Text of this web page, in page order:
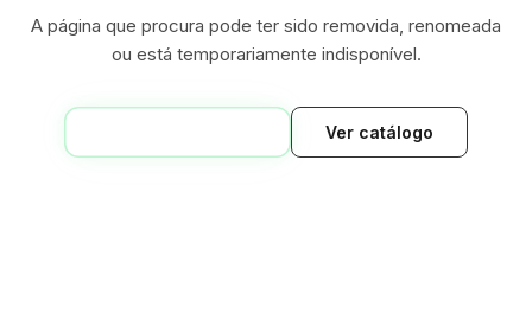
A página que procura pode ter sido removida, renomeada
ou está temporariamente indisponível.
Ver catálogo